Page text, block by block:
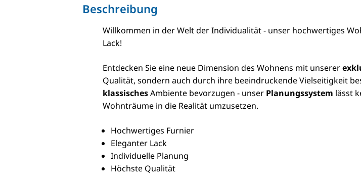
Beschreibung
Willkommen in der Welt der Individualität - unser hochwertiges
Lack!
Entdecken Sie eine neue Dimension des Wohnens mit unserer
Qualität, sondern auch durch ihre beeindruckende Vielseitigkeit
klassischesAmbiente bevorzugen - unser Planungssystem lässt
Wohnträume in die Realität umzusetzen.
Hochwertiges Furnier
Eleganter Lack
Individuelle Planung
Höchste Qualität